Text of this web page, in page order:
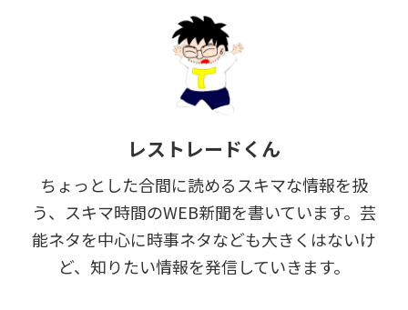
レストレードくん
ちょっとした合間に読めるスキマな情報を扱
う、スキマ時間のWEB新聞を書いています。芸
能ネタを中心に時事ネタなども大きくはないけ
ど、知りたい情報を発信していきます。